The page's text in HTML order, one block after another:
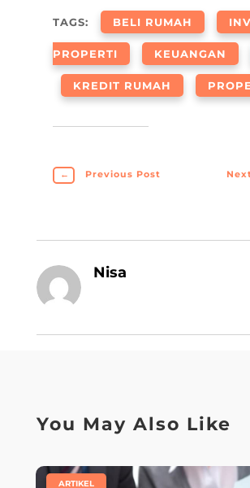
TAGS: BELI RUMAH
PROPERTI KEUANGAN
KREDIT RUMAH
← Previous Post
Nisa
You May Also Like
ARTIKEL